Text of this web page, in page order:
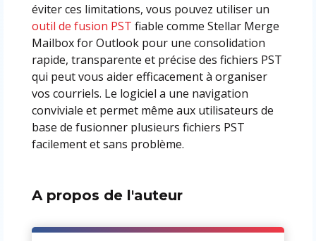
éviter ces limitations, vous pouvez utiliser un
outil de fusion PST fiable comme Stellar Merge
Mailbox for Outlook pour une consolidation
rapide, transparente et précise des fichiers PST
qui peut vous aider efficacement à organiser
vos courriels. Le logiciel a une navigation
conviviale et permet même aux utilisateurs de
base de fusionner plusieurs fichiers PST
facilement et sans problème.
A propos de l'auteur